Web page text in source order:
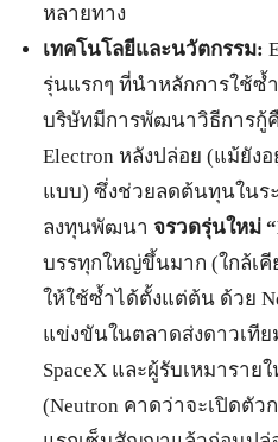
หลายทาง
เทคโนโลยีและนวัตกรรม:
รุ่นแรกๆ ที่นำหลักการใช้ซ้
บริษัทมีการพัฒนาวิธีการกู้
Electron หลังปล่อย (แม้ยัง
แบบ) ซึ่งช่วยลดต้นทุนในร
ลงทุนพัฒนาจรวดรุ่นใหม่
บรรทุกใหญ่ขึ้นมาก (ใกล้เคี
ให้ใช้ซ้ำได้ตั้งแต่ต้น ด้วย
แข่งขันในตลาดส่งดาวเที
SpaceX และผู้รับเหมารา
(Neutron คาดว่าจะเปิดตัว